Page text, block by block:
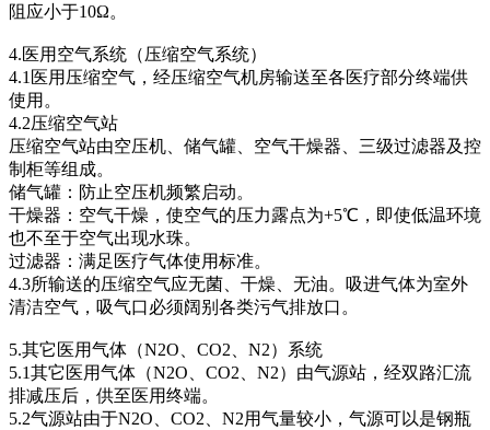
阻应小于10Ω。
4.医用空气系统（压缩空气系统）
4.1医用压缩空气，经压缩空气机房输送至各医疗部分终端供
使用。
4.2压缩空气站
压缩空气站由空压机、储气罐、空气干燥器、三级过滤器及控
制柜等组成。
储气罐：防止空压机频繁启动。
干燥器：空气干燥，使空气的压力露点为+5℃，即使低温环境
也不至于空气出现水珠。
过滤器：满足医疗气体使用标准。
4.3所输送的压缩空气应无菌、干燥、无油。吸进气体为室外
清洁空气，吸气口必须阔别各类污气排放口。
5.其它医用气体（N2O、CO2、N2）系统
5.1其它医用气体（N2O、CO2、N2）由气源站，经双路汇流
排减压后，供至医用终端。
5.2气源站由于N2O、CO2、N2用气量较小，气源可以是钢瓶